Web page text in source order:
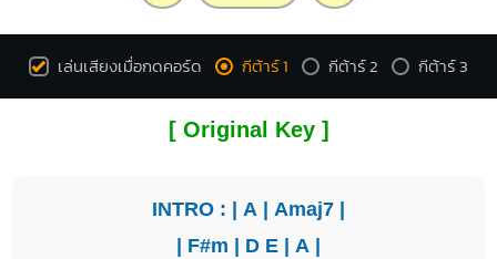
เล่นเสียงเมื่อกดคอร์ด กีต้าร์ 1 กีต้าร์ 2 กีต้าร์ 3
[ Original Key ]
INTRO : | A | Amaj7 |
| F#m | D E | A |